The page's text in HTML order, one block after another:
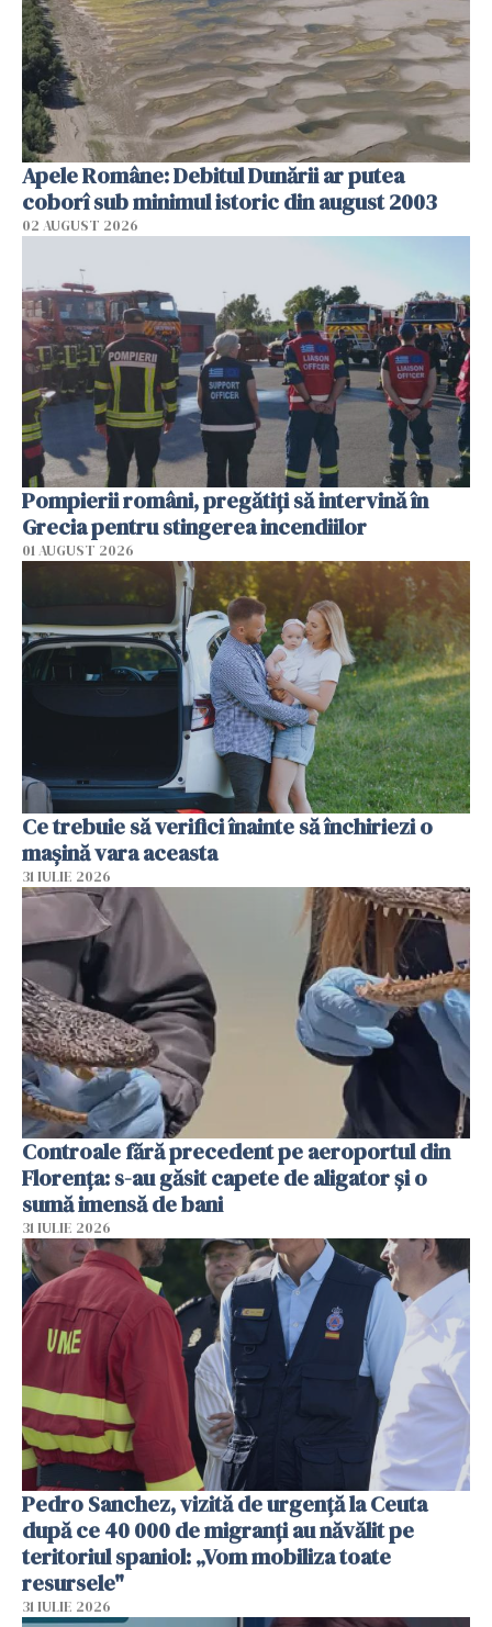
Apele Române: Debitul Dunării ar putea
coborî sub minimul istoric din august 2003
02 AUGUST 2026
Pompierii români, pregătiţi să intervină în
Grecia pentru stingerea incendiilor
01 AUGUST 2026
Ce trebuie să verifici înainte să închiriezi o
mașină vara aceasta
31 IULIE 2026
Controale fără precedent pe aeroportul din
Florența: s-au găsit capete de aligator și o
sumă imensă de bani
31 IULIE 2026
Pedro Sanchez, vizită de urgență la Ceuta
după ce 40 000 de migranți au năvălit pe
teritoriul spaniol: „Vom mobiliza toate
resursele"
31 IULIE 2026